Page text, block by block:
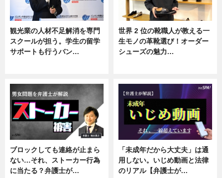
観光業の人材不足解消を専門
スクールが担う。学生の留学
サポートも行うバン…
世界 2 位の靴職人が教える一
生モノの革靴選び！オーダー
シューズの魅力…
ブロックしても連絡が止まら
ない…それ、ストーカー行為
に当たる？弁護士が…
「未成年だから大丈夫」は通
用しない。いじめ動画と法律
のリアル【弁護士が…